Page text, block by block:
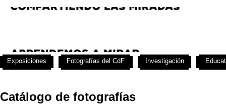
Catálogo de fotografías
Exposiciones Fotografías del CdF Investigación